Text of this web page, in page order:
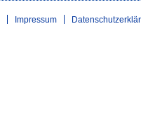
Impressum